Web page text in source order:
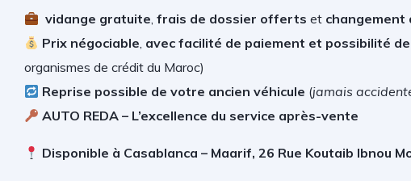
vidange gratuite,frais de dossier offerts et changement
Prix négociable, avec facilité de paiement et possibilité
organismes de crédit du Maroc)
Reprise possible de votre ancien véhicule (jamais
AUTO REDA – L’excellence du service après-vente
Disponible à Casablanca – Maarif, 26 Rue Koutaib Ibnou